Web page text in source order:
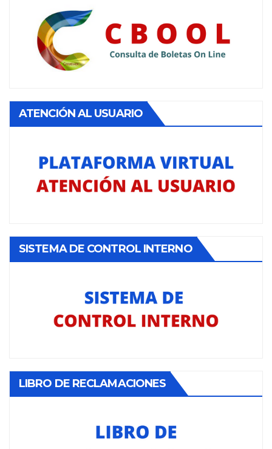
ATENCIÓN AL USUARIO
SISTEMA DE CONTROL INTERNO
LIBRO DE RECLAMACIONES